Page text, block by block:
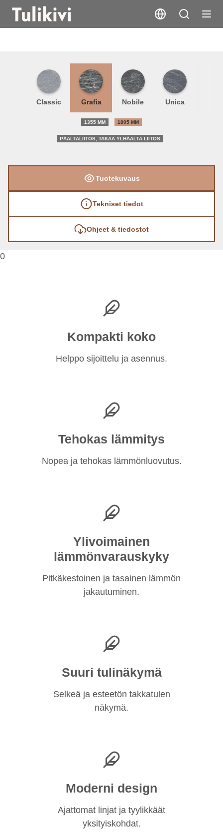
Hari
Classic Grafia Nobile Unica
1355 MM 1805 MM
PÄÄLTÄLIITOS, TAKAA YLHÄÄLTÄ LIITOS
Tuotekuvaus
Tekniset tiedot
Ohjeet & tiedostot
0
Kompakti koko
Helppo sijoittelu ja asennus.
Tehokas lämmitys
Nopea ja tehokas lämmönluovutus.
Ylivoimainen
lämmönvarauskyky
Pitkäkestoinen ja tasainen lämmön
jakautuminen.
Suuri tulinäkymä
Selkeä ja esteetön takkatulen
näkymä.
Moderni design
Ajattomat linjat ja tyylikkäät
yksityiskohdat.